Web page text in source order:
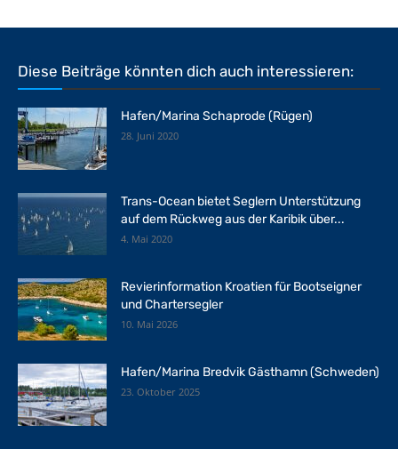
Diese Beiträge könnten dich auch interessieren:
Hafen/Marina Schaprode (Rügen)
28. Juni 2020
Trans-Ocean bietet Seglern Unterstützung
auf dem Rückweg aus der Karibik über...
4. Mai 2020
Revierinformation Kroatien für Bootseigner
und Chartersegler
10. Mai 2026
Hafen/Marina Bredvik Gästhamn (Schweden)
23. Oktober 2025